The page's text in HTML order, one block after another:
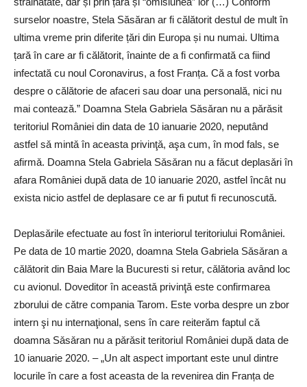
surselor noastre, Stela Săsăran ar fi călătorit destul de mult în
ultima vreme prin diferite țări din Europa și nu numai. Ultima
țară în care ar fi călătorit, înainte de a fi confirmată ca fiind
infectată cu noul Coronavirus, a fost Franța. Că a fost vorba
despre o călătorie de afaceri sau doar una personală, nici nu
mai contează.” Doamna Stela Gabriela Sǎsǎran nu a pǎrǎsit
teritoriul României din data de 10 ianuarie 2020, neputând
astfel sǎ mintǎ în aceasta privinţǎ, aşa cum, în mod fals, se
afirmǎ. Doamna Stela Gabriela Sǎsǎran nu a fǎcut deplasǎri în
afara României după data de 10 ianuarie 2020, astfel încât nu
exista nicio astfel de deplasare ce ar fi putut fi recunoscutǎ.
Deplasǎrile efectuate au fost în interiorul teritoriului României.
Pe data de 10 martie 2020, doamna Stela Gabriela Sǎsǎran a
cǎlǎtorit din Baia Mare la Bucuresti si retur, cǎlǎtoria având loc
cu avionul. Doveditor în aceastǎ privinţǎ este confirmarea
zborului de cǎtre compania Tarom. Este vorba despre un zbor
intern şi nu internaţional, sens în care reiterǎm faptul cǎ
doamna Sǎsǎran nu a pǎrǎsit teritoriul României după data de
10 ianuarie 2020. – „Un alt aspect important este unul dintre
locurile în care a fost aceasta de la revenirea din Franța de